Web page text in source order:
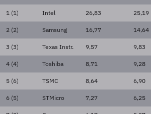
1 (1) Intel 26,83 25,19
2 (2) Samsung 16,77 14,64
3 (3) Texas Instr. 9,57 9,83
4 (4) Toshiba 8,71 9,28
5 (6) TSMC 8,64 6,90
6 (5) STMicro 7,27 6,25